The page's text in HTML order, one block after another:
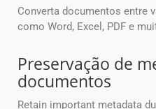
Converta documentos entre
como Word, Excel, PDF e
Preservação de
documentos
Retain important metadata